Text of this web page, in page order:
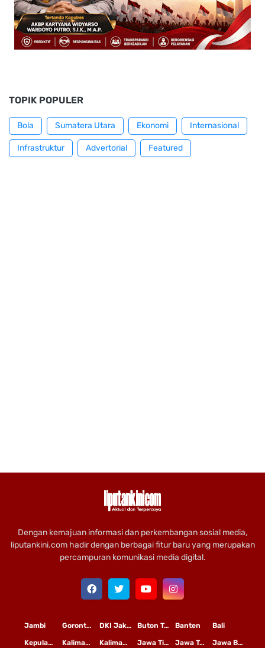
TOPIK POPULER
Bola Sumatera Utara Ekonomi Internasional
Infrastruktur Advertorial Featured
Dengan kemajuan informasi dan perkembangan sosial media,
liputankini.com hadir dengan berbagai fitur baru yang merupakan
percampuran komunikasi media digital.
Bali
Banten
Buton Tengah
DKI Jakarta
Gorontalo
Jambi
Jawa Barat
Jawa Tengah
Jawa Timur
Kalimantan Tengah
Kalimantan Timur
Kepulauan Riau